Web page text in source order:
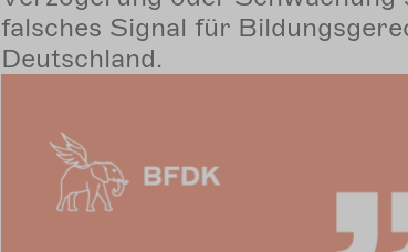
falsches Signal für
Deutschland.